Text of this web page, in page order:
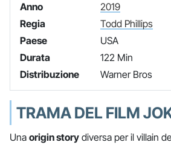
Anno
2019
Regia
Todd Phillips
Paese
USA
Durata
122 Min
Distribuzione
Warner Bros
TRAMA DEL FILM
Una origin story diversa per il villain